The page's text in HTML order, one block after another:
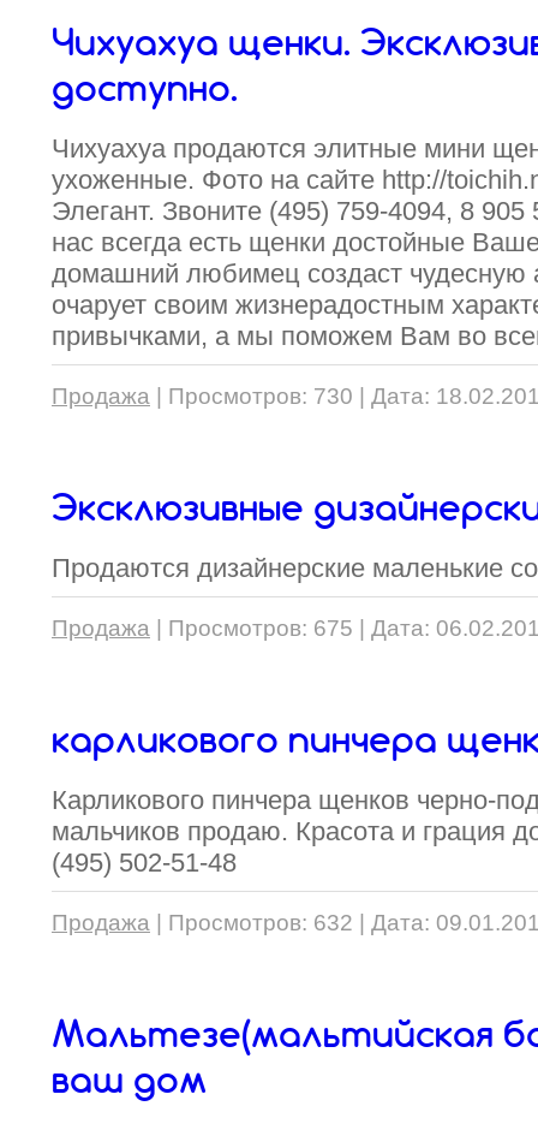
Чихуахуа щенки.
доступно.
Чихуахуа продаются элитные мини
ухоженные. Фото на сайте http://
Элегант. Звоните (495) 759-4094, 8 905
нас всегда есть щенки достойные
домашний любимец создаст
очарует своим жизнерадостным
привычками, а мы поможем Вам во
Продажа Просмотров: 730 Дата:
Эксклюзивные
Продаются дизайнерские маленькие
Продажа Просмотров: 675 Дата:
карликового пинчера
Карликового пинчера щенков черно-
мальчиков продаю. Красота и грация
(495) 502-51-48
Продажа Просмотров: 632 Дата:
Мальтезе(мальтийская
ваш дом